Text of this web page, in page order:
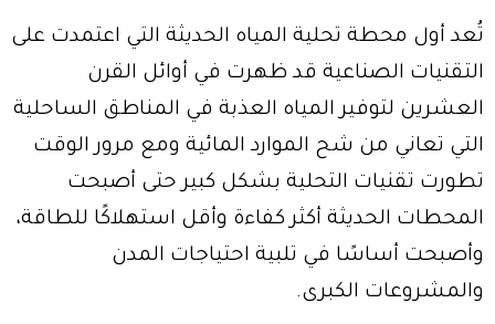
تُعد أول محطة تحلية المياه الحديثة التي اعتمدت على
التقنيات الصناعية قد ظهرت في أوائل القرن
العشرين لتوفير المياه العذبة في المناطق الساحلية
التي تعاني من شح الموارد المائية ومع مرور الوقت
تطورت تقنيات التحلية بشكل كبير حتى أصبحت
المحطات الحديثة أكثر كفاءة وأقل استهلاكًا للطاقة،
وأصبحت أساسًا في تلبية احتياجات المدن
والمشروعات الكبرى.